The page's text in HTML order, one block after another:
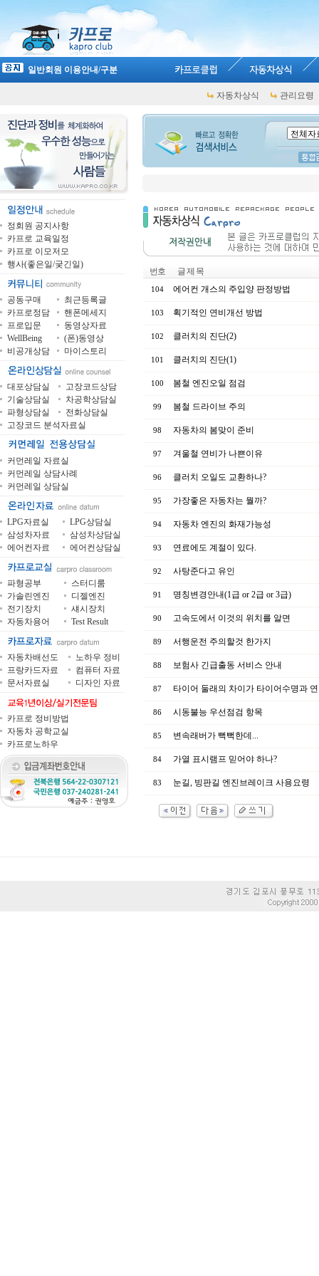
일반회원 이용안내/구분
자동차상식 관리요령
정회원 공지사항
카프로 교육일정
카프로 이모저모
행사(좋은일/궂긴일)
공동구매
최근등록글
카프로정담
핸폰메세지
프로입문
동영상자료
WellBeing
(폰)동영상
비공개상담
마이스토리
대포상담실
고장코드상담
기술상담실
차공학상담실
파형상담실
전화상담실
고장코드 분석자료실
커먼레일 자료실
커먼레일 상담사례
커먼레일 상담실
LPG자료실
LPG상담실
삼성차자료
삼성차상담실
에어컨자료
에어컨상담실
파형공부
스터디룸
가솔린엔진
디젤엔진
전기장치
섀시장치
자동차용어
Test Result
자동차배선도
노하우 정비
프랑카드자료
컴퓨터 자료
문서자료실
디자인 자료
카프로 정비방법
자동차 공학교실
카프로노하우
번호 글 제 목
104 에어컨 개스의 주입양 판정방법
103 획기적인 연비개선 방법
102 클러치의 진단(2)
101 클러치의 진단(1)
100 봄철 엔진오일 점검
99 봄철 드라이브 주의
98 자동차의 봄맞이 준비
97 겨울철 연비가 나쁜이유
96 클러치 오일도 교환하나?
95 가장좋은 자동차는 뭘까?
94 자동차 엔진의 화재가능성
93 연료에도 계절이 있다.
92 사탕준다고 유인
91 명칭변경안내(1급 or 2급 or 3급)
90 고속도에서 이것의 위치를 알면
89 서행운전 주의할것 한가지
88 보험사 긴급출동 서비스 안내
87 타이어 둘래의 차이가 타이어수명과
86 시동불능 우선점검 항목
85 변속래버가 뻑뻑한데...
84 가열 표시램프 믿어야 하나?
83 눈길, 빙판길 엔진브레이크 사용요령